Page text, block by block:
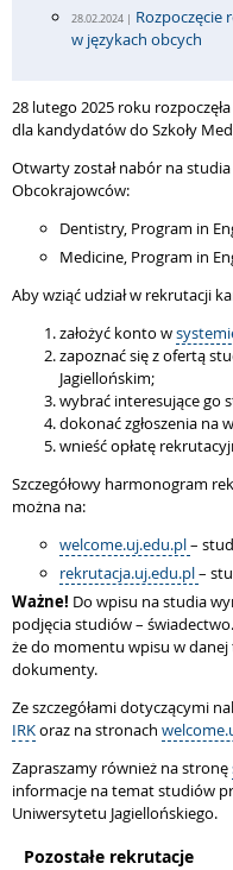
28.02.2024 | Rozpoczęcie
w językach obcych
28 lutego 2025 roku
dla kandydatów do Szkoły
Otwarty został nabór na
Obcokrajowców:
Dentistry, Program in
Medicine, Program in
Aby wziąć udział w rekrutacji
założyć konto w
zapoznać się z ofertą
Jagiellońskim;
wybrać interesujące go
dokonać zgłoszenia na
wnieść opłatę
Szczegółowy harmonogram
można na:
welcome.uj.edu.pl–
rekrutacja.uj.edu.pl–
Ważne! Do wpisu na studia
podjęcia studiów –
że do momentu wpisu w
dokumenty.
Ze szczegółami dotyczącymi
IRKoraz na stronach
Zapraszamy również na stronę
informacje na temat studiów
Uniwersytetu Jagiellońskiego.
Pozostałe rekrutacje